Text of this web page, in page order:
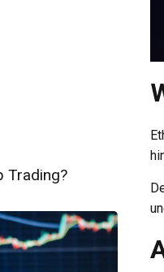
Trading?